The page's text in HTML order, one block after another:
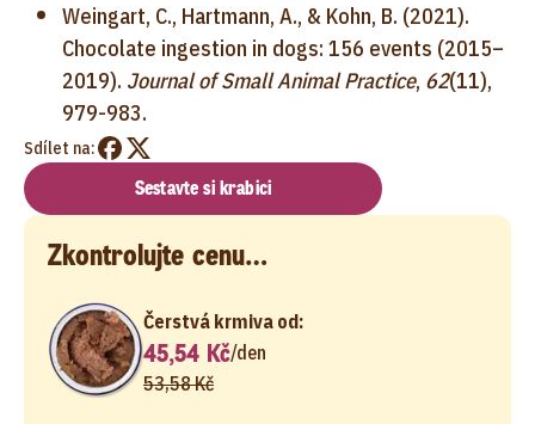
Weingart, C., Hartmann, A., & Kohn, B. (2021).
Chocolate ingestion in dogs: 156 events (2015–
2019). Journal of Small Animal Practice, 62(11),
979-983.
Sdílet na:
Sestavte si krabici
Zkontrolujte cenu…
Čerstvá krmiva od:
45,54 Kč/den
53,58 Kč